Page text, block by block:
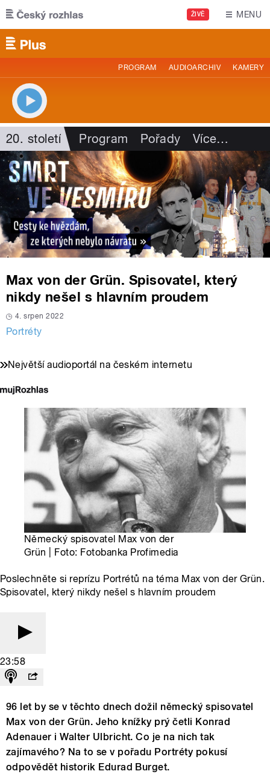
Přejít k hlavnímu obsahu
ŽIVĚ MENU
PROGRAM AUDIOARCHIV KAMERY
20. století Program Pořady Více…
Max von der Grün. Spisovatel, který
nikdy nešel s hlavním proudem
4. srpen 2022
Portréty
Největší audioportál na českém internetu
Německý spisovatel Max von der
Grün | Foto: Fotobanka Profimedia
Poslechněte si reprízu Portrétů na téma Max von der Grün.
Spisovatel, který nikdy nešel s hlavním proudem
23:58
96 let by se v těchto dnech dožil německý spisovatel
Max von der Grün. Jeho knížky prý četli Konrad
Adenauer i Walter Ulbricht. Co je na nich tak
zajímavého? Na to se v pořadu Portréty pokusí
odpovědět historik Edurad Burget.